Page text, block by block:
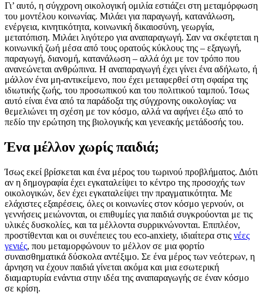
Γι’ αυτό, η σύγχρονη οικολογική ομιλία εστιάζει στη μεταμόρφωση
του μοντέλου κοινωνίας. Μιλάει για παραγωγή, κατανάλωση,
ενέργεια, κινητικότητα, κοινωνική δικαιοσύνη, γεωργία,
μετατόπιση. Μιλάει λιγότερο για αναπαραγωγή. Σαν να σκέφτεται η
κοινωνική ζωή μέσα από τους ορατούς κύκλους της – εξαγωγή,
παραγωγή, διανομή, κατανάλωση – αλλά όχι με τον τρόπο που
ανανεώνεται ανθρώπινα. Η αναπαραγωγή έχει γίνει ένα αδήλωτο, ή
μάλλον ένα μη-αντικείμενο, που έχει μεταφερθεί στη σφαίρα της
ιδιωτικής ζωής, του προσωπικού και του πολιτικού ταμπού. Ίσως
αυτό είναι ένα από τα παράδοξα της σύγχρονης οικολογίας: να
θεμελιώνει τη σχέση με τον κόσμο, αλλά να αφήνει έξω από το
πεδίο την ερώτηση της βιολογικής και γενεακής μετάδοσής του.
Ένα μέλλον χωρίς παιδιά;
Ίσως εκεί βρίσκεται και ένα μέρος του τωρινού προβλήματος. Διότι
αν η δημογραφία έχει εγκαταλείψει το κέντρο της προσοχής των
οικολογικών, δεν έχει εγκαταλείψει την πραγματικότητα. Με
ελάχιστες εξαιρέσεις, όλες οι κοινωνίες στον κόσμο γερνούν, οι
γεννήσεις μειώνονται, οι επιθυμίες για παιδιά συγκρούονται με τις
υλικές δυσκολίες, και τα μέλλοντα συρρικνώνονται. Επιπλέον,
προστίθενται και οι συνέπειες του eco-anxiety, ιδιαίτερα στις νέες
γενιές, που μεταμορφώνουν το μέλλον σε μια φορτίο
συναισθηματικά δύσκολα αντέξιμο. Σε ένα μέρος των νεότερων, η
άρνηση να έχουν παιδιά γίνεται ακόμα και μια εσωτερική
διαμαρτυρία ενάντια στην ιδέα της αναπαραγωγής σε έναν κόσμο
σε κρίση.